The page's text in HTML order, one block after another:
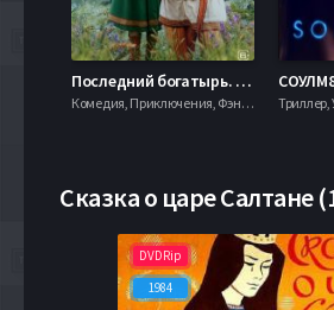
Последний богатырь. Колобок (2026)
Комедия, Приключения, Фэнтези,
Сказка о царе Салтане
DVDRip
1984